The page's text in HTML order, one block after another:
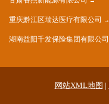
重庆黔江区瑞达医疗有限公司
湖南益阳千发保险集团有限公司
网站XML地图 |